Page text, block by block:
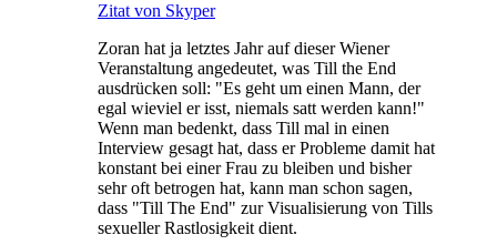
Zitat von Skyper
Zoran hat ja letztes Jahr auf dieser Wiener
Veranstaltung angedeutet, was Till the End
ausdrücken soll: "Es geht um einen Mann, der
egal wieviel er isst, niemals satt werden kann!"
Wenn man bedenkt, dass Till mal in einen
Interview gesagt hat, dass er Probleme damit hat
konstant bei einer Frau zu bleiben und bisher
sehr oft betrogen hat, kann man schon sagen,
dass "Till The End" zur Visualisierung von Tills
sexueller Rastlosigkeit dient.